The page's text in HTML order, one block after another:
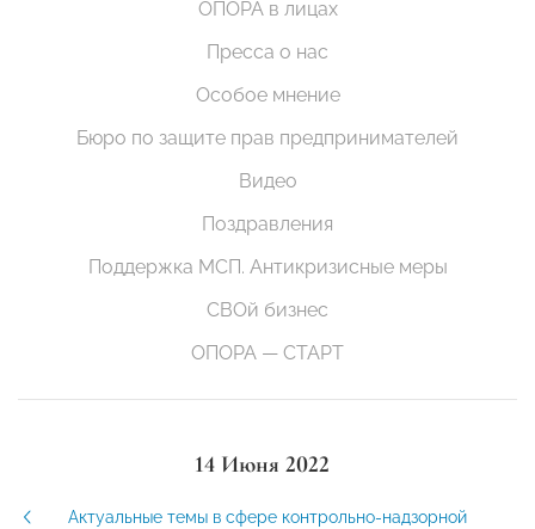
ОПОРА в лицах
Пресса о нас
Особое мнение
Бюро по защите прав предпринимателей
Видео
Поздравления
Поддержка МСП. Антикризисные меры
СВОй бизнес
ОПОРА — СТАРТ
14 Июня 2022
Актуальные темы в сфере контрольно-надзорной